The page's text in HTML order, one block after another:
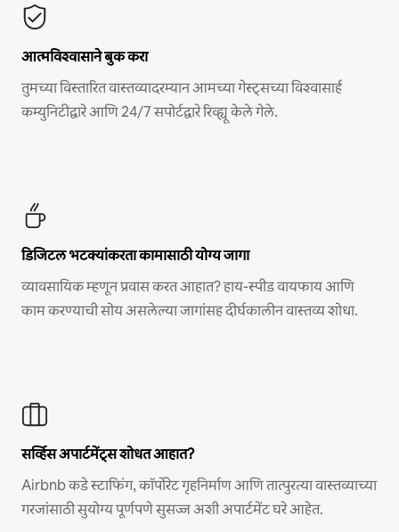
आत्मविश्वासाने बुक करा
तुमच्या विस्तारित वास्तव्यादरम्यान आमच्या गेस्ट्सच्या विश्वासार्ह
कम्युनिटीद्वारे आणि 24/7 सपोर्टद्वारे रिव्ह्यू केले गेले.
डिजिटल भटक्यांकरता कामासाठी योग्य जागा
व्यावसायिक म्हणून प्रवास करत आहात? हाय-स्पीड वायफाय आणि
काम करण्याची सोय असलेल्या जागांसह दीर्घकालीन वास्तव्य शोधा.
सर्व्हिस अपार्टमेंट्स शोधत आहात?
Airbnb कडे स्टाफिंग, कॉर्पोरेट गृहनिर्माण आणि तात्पुरत्या वास्तव्याच्या
गरजांसाठी सुयोग्य पूर्णपणे सुसज्ज अशी अपार्टमेंट घरे आहेत.